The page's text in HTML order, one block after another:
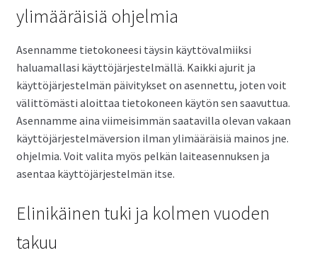
ylimääräisiä ohjelmia
Asennamme tietokoneesi täysin käyttövalmiiksi
haluamallasi käyttöjärjestelmällä. Kaikki ajurit ja
käyttöjärjestelmän päivitykset on asennettu, joten voit
välittömästi aloittaa tietokoneen käytön sen saavuttua.
Asennamme aina viimeisimmän saatavilla olevan vakaan
käyttöjärjestelmäversion ilman ylimääräisiä mainos jne.
ohjelmia. Voit valita myös pelkän laiteasennuksen ja
asentaa käyttöjärjestelmän itse.
Elinikäinen tuki ja kolmen vuoden
takuu